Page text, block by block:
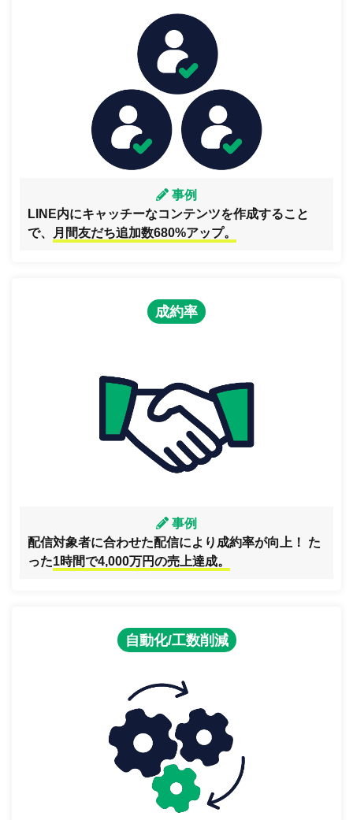
事例
LINE内にキャッチーなコンテンツを作成すること
で、
月間友だち追加数680%アップ。
成約率
事例
配信対象者に合わせた配信により成約率が向上！ た
った1時間で4,000万円の売上達成。
自動化/工数削減